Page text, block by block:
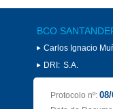
BCO
Carlos Ignacio
DRI: S.A.
Protocolo nº: